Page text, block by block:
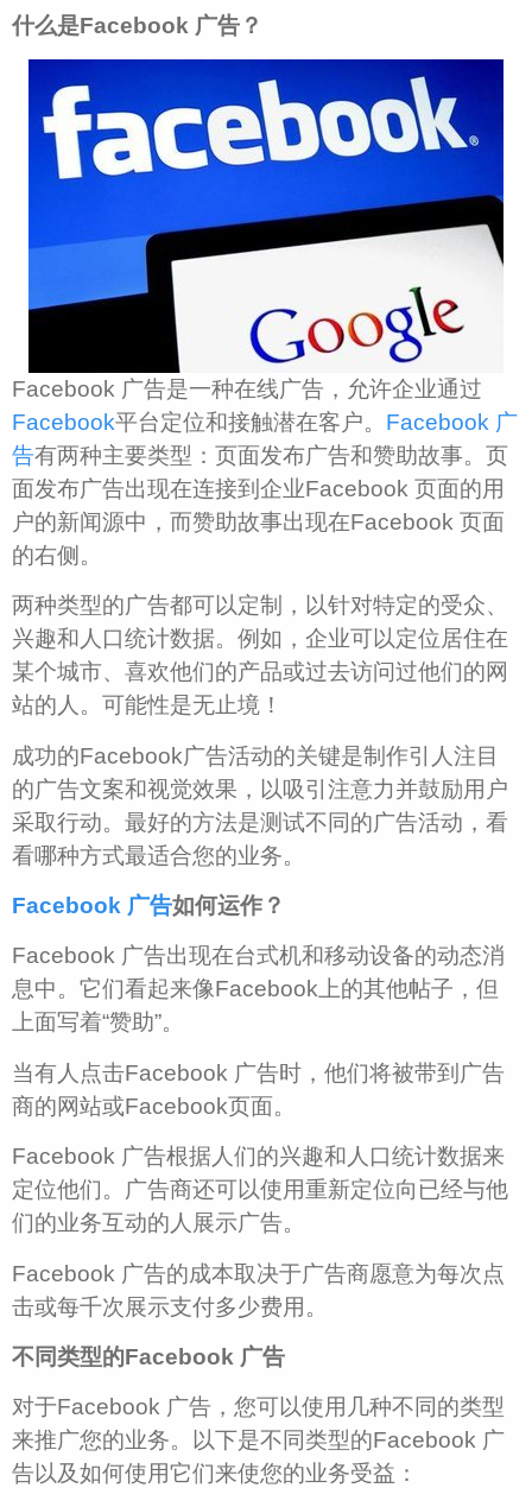
什么是Facebook 广告？
Facebook 广告是一种在线广告，允许企业通过
Facebook平台定位和接触潜在客户。 Facebook 广
告有两种主要类型：页面发布广告和赞助故事。页
面发布广告出现在连接到企业Facebook 页面的用
户的新闻源中，而赞助故事出现在Facebook 页面
的右侧。
两种类型的广告都可以定制，以针对特定的受众、
兴趣和人口统计数据。例如，企业可以定位居住在
某个城市、喜欢他们的产品或过去访问过他们的网
站的人。可能性是无止境！
成功的Facebook广告活动的关键是制作引人注目
的广告文案和视觉效果，以吸引注意力并鼓励用户
采取行动。最好的方法是测试不同的广告活动，看
看哪种方式最适合您的业务。
Facebook 广告如何运作？
Facebook 广告出现在台式机和移动设备的动态消
息中。它们看起来像Facebook上的其他帖子，但
上面写着“赞助”。
当有人点击Facebook 广告时，他们将被带到广告
商的网站或Facebook页面。
Facebook 广告根据人们的兴趣和人口统计数据来
定位他们。广告商还可以使用重新定位向已经与他
们的业务互动的人展示广告。
Facebook 广告的成本取决于广告商愿意为每次点
击或每千次展示支付多少费用。
不同类型的Facebook 广告
对于Facebook 广告，您可以使用几种不同的类型
来推广您的业务。以下是不同类型的Facebook 广
告以及如何使用它们来使您的业务受益：